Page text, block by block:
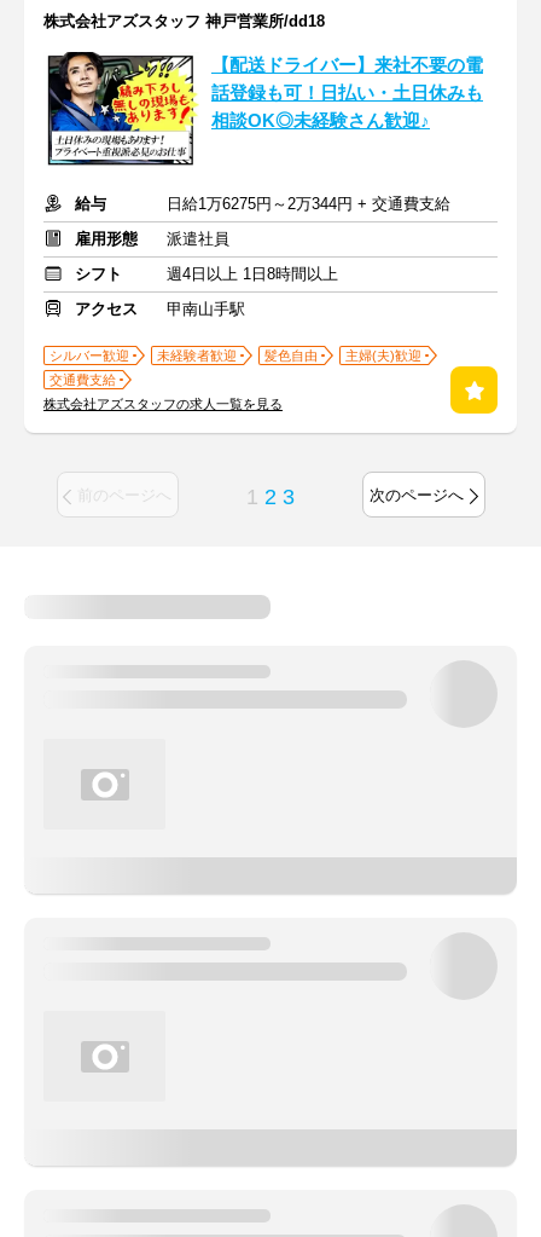
株式会社アズスタッフ 神戸営業所/dd18
【配送ドライバー】来社不要の電
話登録も可！日払い・土日休みも
相談OK◎未経験さん歓迎♪
給与
日給1万6275円～2万344円 + 交通費支給
雇用形態
派遣社員
シフト
週4日以上 1日8時間以上
アクセス
甲南山手駅
シルバー歓迎 未経験者歓迎 髪色自由
主婦(夫)歓迎
交通費支給
株式会社アズスタッフの求人一覧を見る
前のページへ 1 2 3 次のページへ